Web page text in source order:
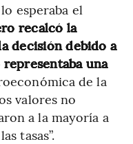
esperaba el
recalcó la
decisión debido a
una
de la
valores no
a la mayoría a
tasas”.